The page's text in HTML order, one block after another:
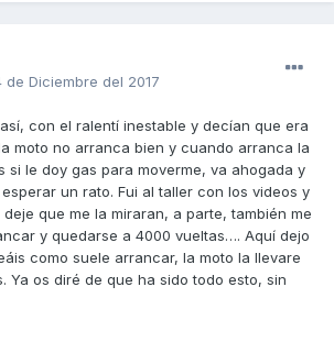
de Diciembre del 2017
con el ralentí inestable y decían que era
moto no arranca bien y cuando arranca la
si le doy gas para moverme, va ahogada y
un rato. Fui al taller con los videos y
que me la miraran, a parte, también me
y quedarse a 4000 vueltas…. Aquí dejo
como suele arrancar, la moto la llevare
Ya os diré de que ha sido todo esto, sin